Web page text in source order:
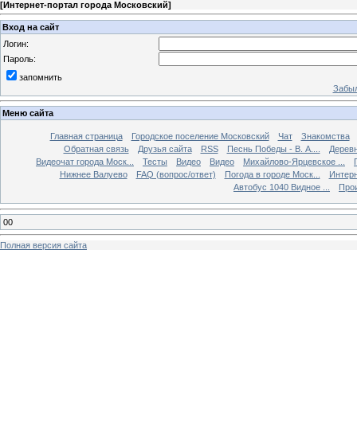
[Интернет-портал города Московский]
Вход на сайт
Логин:
Пароль:
запомнить
Меню сайта
Главная страница Городское поселение Московский Чат
Знакомства
Обратная связь
Друзья сайта RSS Песнь Победы - В. А....
Видеочат города Моск...
Тесты Видео Видео Михайлово-Ярцевское ...
Нижнее Валуево
FAQ (вопрос/ответ) Погода в городе Моск...
Автобус 1040 Видное ...
00
Полная версия сайта